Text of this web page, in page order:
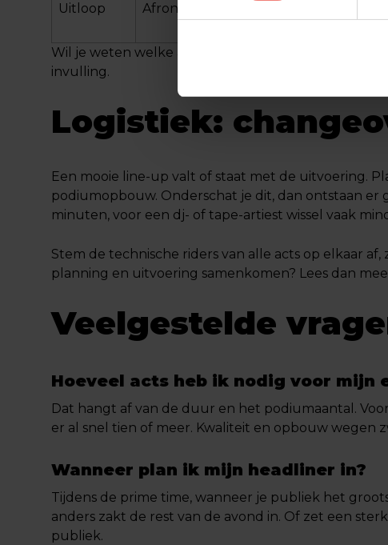
Uitloop Afronden, nazinderen
Wil je weten welke acts passen bij jouw publiek en
invulling.
Logistiek:
Een mooie line-up valt of staat met de uitvoering.
podiumopbouw. Onderschat je dit, dan ontstaan
minuten, voor een dj- of tape-artiest wissel vaak
Stem de technische riders van alle acts op elkaar
planning en uitvoering samenkomen? Lees dan
Veelgestelde
Hoeveel acts heb ik nodig voor mijn
Dat hangt af van de duur en het podiumaantal.
er al snel tien of meer. Kwaliteit en opbouw wegen
Wanneer plan ik mijn headliner in?
Tijdens de prime time, wanneer je publiek het
anders zakt de rest van de avond in. Of zet een
publiek.